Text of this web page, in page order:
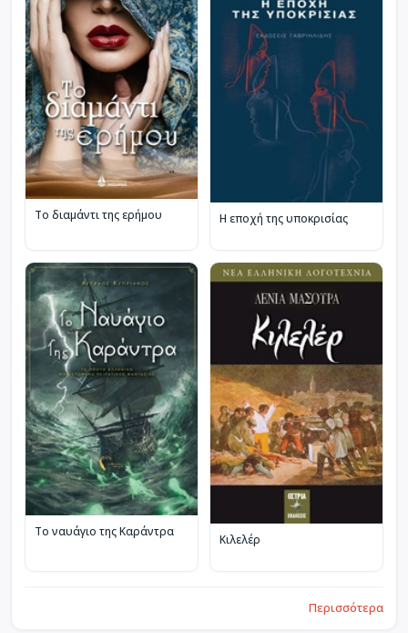
Το διαμάντι της ερήμου Η εποχή της υποκρισίας
Το ναυάγιο της Καράντρα Κιλελέρ
Περισσότερα